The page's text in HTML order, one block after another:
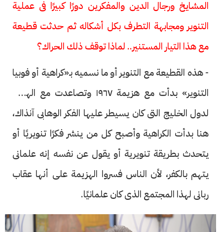
المشايخ ورجال الدين والمفكرين دورًا كبيرًا فى عملية
التنوير ومجابهة التطرف بكل أشكاله ثم حدثت قطيعة
مع هذا التيار المستنير.. لماذا توقف ذلك الحراك؟
- هذه القطيعة مع التنوير أو ما نسميه بـ«كراهية أو فوبيا
التنوير» بدأت مع هزيمة ١٩٦٧ وتصاعدت مع الهجرة
لدول الخليج التى كان يسيطر عليها الفكر الوهابى آنذاك،
هنا بدأت الكراهية وأصبح كل من ينشر فكرًا تنويريًا أو
يتحدث بطريقة تنويرية أو يقول عن نفسه إنه علمانى
يتهم بالكفر، لأن الناس فسروا الهزيمة على أنها عقاب
ربانى لهذا المجتمع الذى كان علمانيًا.